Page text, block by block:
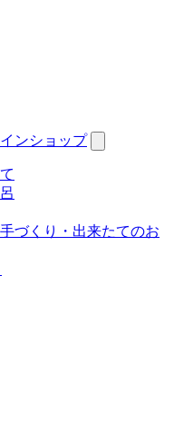
手づくり・出来たてのお